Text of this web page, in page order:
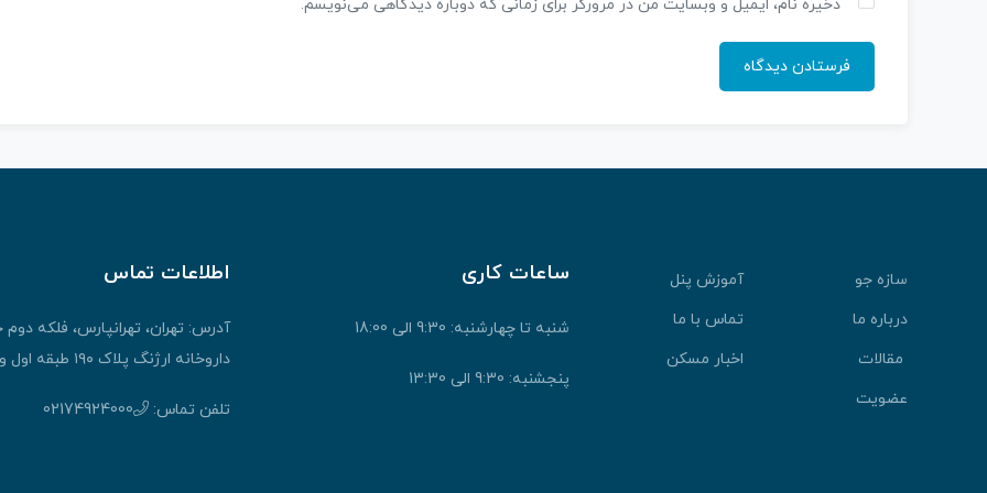
ذخیره نام، ایمیل و وبسایت من در مرورگر برای زمانی که دوباره دیدگاهی می‌نویسم.
سازه جو
آموزش پنل
درباره ما
تماس با ما
مقالات
اخبار مسکن
عضویت
ساعات کاری
شنبه تا چهارشنبه: 9:30 الی 18:00
پنجشنبه: 9:30 الی 13:30
اطلاعات تماس
آدرس: تهران، تهرانپارس، فلکه
داروخانه ارژنگ پلاک ۱۹۰ طبقه اول واحد ۱
تلفن تماس: 02174924000